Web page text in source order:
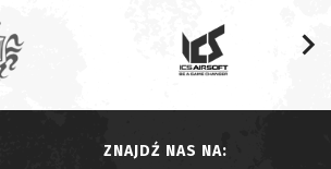
ZNAJDŹ NAS NA: